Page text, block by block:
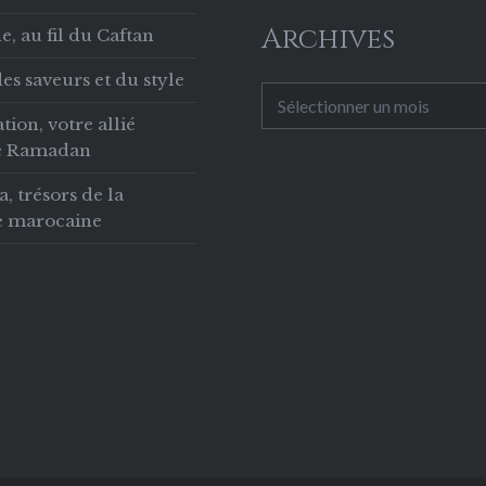
célébration
à…
au fil du Caftan
saveurs et du style
votre allié
trésors de la
marocaine
Archives